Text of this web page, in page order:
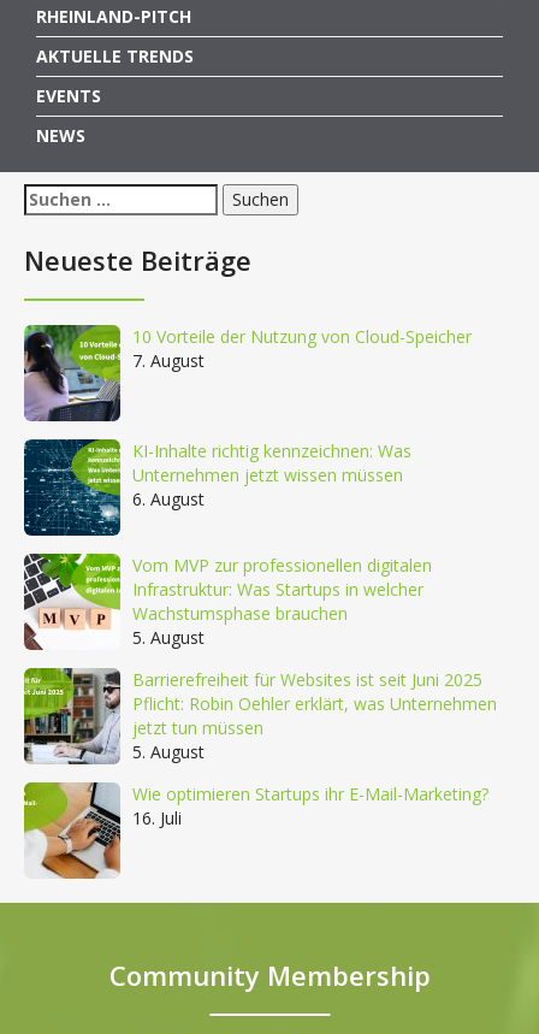
RHEINLAND-PITCH
AKTUELLE TRENDS
EVENTS
NEWS
Suchen
nach:
Neueste Beiträge
10 Vorteile der Nutzung von Cloud-Speicher
7. August
KI-Inhalte richtig kennzeichnen: Was
Unternehmen jetzt wissen müssen
6. August
Vom MVP zur professionellen digitalen
Infrastruktur: Was Startups in welcher
Wachstumsphase brauchen
5. August
Barrierefreiheit für Websites ist seit Juni 2025
Pflicht: Robin Oehler erklärt, was Unternehmen
jetzt tun müssen
5. August
Wie optimieren Startups ihr E-Mail-Marketing?
16. Juli
Community Membership